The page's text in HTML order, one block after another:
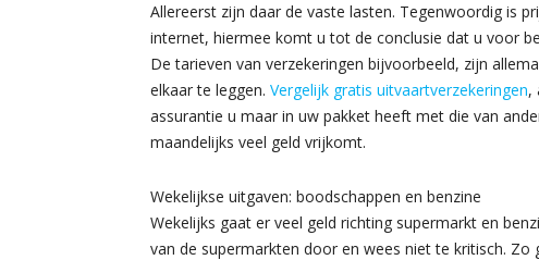
Allereerst zijn daar de vaste lasten. Tegenwoordig is
internet, hiermee komt u tot de conclusie dat u voor
De tarieven van verzekeringen bijvoorbeeld, zijn
elkaar te leggen. Vergelijk gratis uitvaartverzekeringen,
assurantie u maar in uw pakket heeft met die van
maandelijks veel geld vrijkomt.
Wekelijkse uitgaven: boodschappen en benzine
Wekelijks gaat er veel geld richting supermarkt en
van de supermarkten door en wees niet te kritisch.